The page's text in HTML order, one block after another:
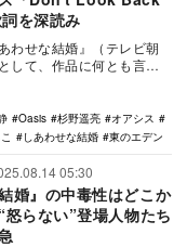
を深読み
わせな結婚』（テレビ朝
して、作品に何とも言え
Oasis 杉野遥亮
オアシス
しあわせな結婚 東のエデン
05:30
婚』の中毒性はどこか
らない”登場人物たち